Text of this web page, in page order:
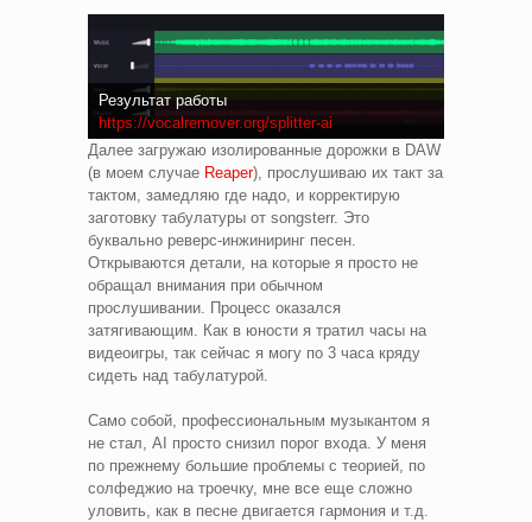
Результат работы
https://vocalremover.org/splitter-ai
Далее загружаю изолированные дорожки в DAW
(в моем случае Reaper), прослушиваю их такт за
тактом, замедляю где надо, и корректирую
заготовку табулатуры от songsterr. Это
буквально реверс-инжиниринг песен.
Открываются детали, на которые я просто не
обращал внимания при обычном
прослушивании. Процесс оказался
затягивающим. Как в юности я тратил часы на
видеоигры, так сейчас я могу по 3 часа кряду
сидеть над табулатурой.
Само собой, профессиональным музыкантом я
не стал, AI просто снизил порог входа. У меня
по прежнему большие проблемы с теорией, по
солфеджио на троечку, мне все еще сложно
уловить, как в песне двигается гармония и т.д.